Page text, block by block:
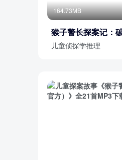
164.73MB
猴子警长探案记：
宝宝巴士侦探故事
儿童侦探学推理